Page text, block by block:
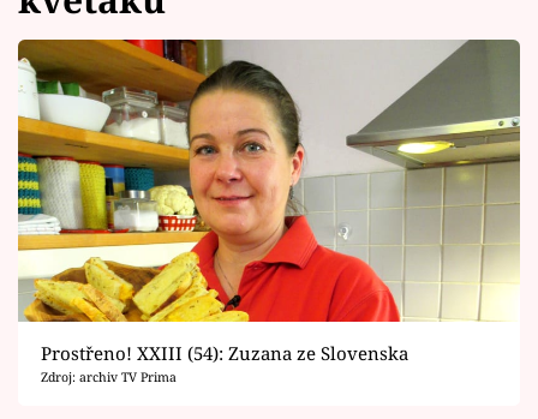
Celebrity
Vztahy
Seriály
Horoskopy
Sledujte prima+
Filmový festival Karlovy Vary
Pořady
Prostřeno! XXIII (54): Zuzana ze Slovenska
Zdroj: archiv TV Prima